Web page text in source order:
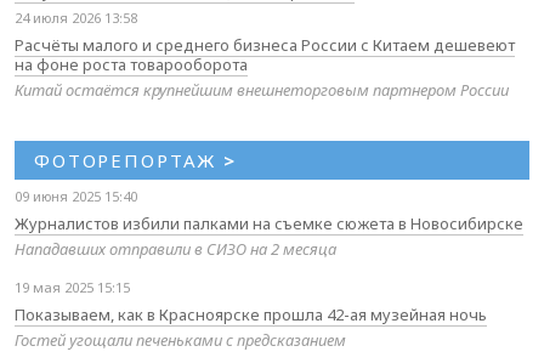
24 июля 2026 13:58
Расчёты малого и среднего бизнеса России с Китаем дешевеют
на фоне роста товарооборота
Китай остаётся крупнейшим внешнеторговым партнером России
ФОТОРЕПОРТАЖ >
09 июня 2025 15:40
Журналистов избили палками на съемке сюжета в Новосибирске
Нападавших отправили в СИЗО на 2 месяца
19 мая 2025 15:15
Показываем, как в Красноярске прошла 42-ая музейная ночь
Гостей угощали печеньками с предсказанием